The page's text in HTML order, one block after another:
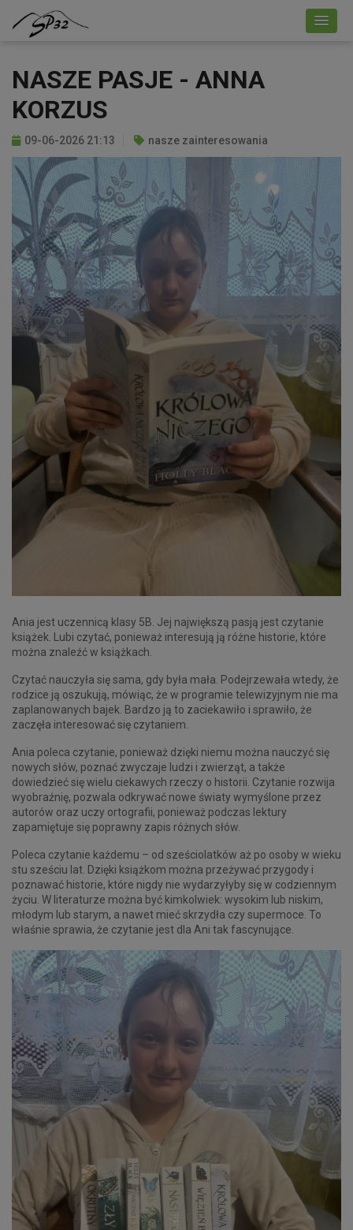
NASZE PASJE - ANNA
KORZUS
09-06-2026 21:13 nasze zainteresowania
Ania jest uczennicą klasy 5B. Jej największą pasją jest czytanie
książek. Lubi czytać, ponieważ interesują ją różne historie, które
można znaleźć w książkach.
Czytać nauczyła się sama, gdy była mała. Podejrzewała wtedy, że
rodzice ją oszukują, mówiąc, że w programie telewizyjnym nie ma
zaplanowanych bajek. Bardzo ją to zaciekawiło i sprawiło, że
zaczęła interesować się czytaniem.
Ania poleca czytanie, ponieważ dzięki niemu można nauczyć się
nowych słów, poznać zwyczaje ludzi i zwierząt, a także
dowiedzieć się wielu ciekawych rzeczy o historii. Czytanie rozwija
wyobraźnię, pozwala odkrywać nowe światy wymyślone przez
autorów oraz uczy ortografii, ponieważ podczas lektury
zapamiętuje się poprawny zapis różnych słów.
Poleca czytanie każdemu – od sześciolatków aż po osoby w wieku
stu sześciu lat. Dzięki książkom można przeżywać przygody i
poznawać historie, które nigdy nie wydarzyłyby się w codziennym
życiu. W literaturze można być kimkolwiek: wysokim lub niskim,
młodym lub starym, a nawet mieć skrzydła czy supermoce. To
właśnie sprawia, że czytanie jest dla Ani tak fascynujące.